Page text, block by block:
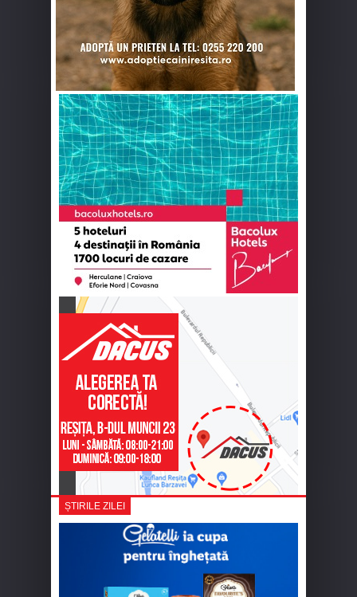
ȘTIRILE ZILEI